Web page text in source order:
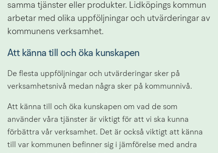
samma tjänster eller produkter. Lidköpings kommun
arbetar med olika uppföljningar och utvärderingar av
kommunens verksamhet.
Att känna till och öka kunskapen
De flesta uppföljningar och utvärderingar sker på
verksamhetsnivå medan några sker på kommunnivå.
Att känna till och öka kunskapen om vad de som
använder våra tjänster är viktigt för att vi ska kunna
förbättra vår verksamhet. Det är också viktigt att känna
till var kommunen befinner sig i jämförelse med andra